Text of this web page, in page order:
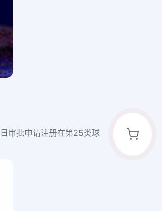
审批申请注册在第25类球